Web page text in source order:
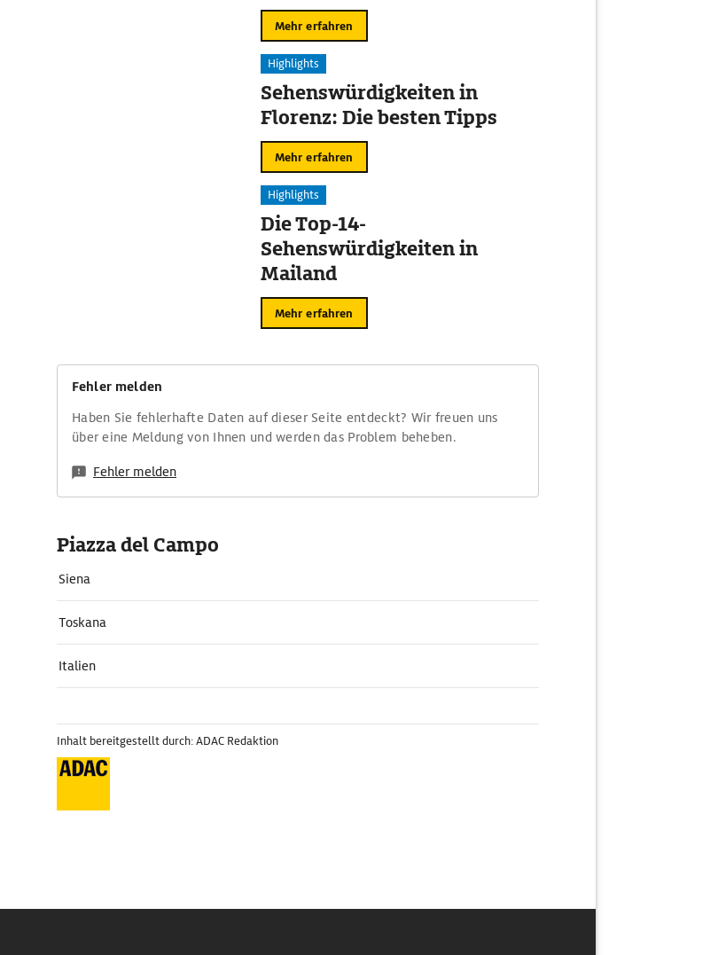
Mehr erfahren
Highlights
Sehenswürdigkeiten in
Florenz: Die besten Tipps
Mehr erfahren
Highlights
Die Top-14-
Sehenswürdigkeiten in
Mailand
Mehr erfahren
Fehler melden
Haben Sie fehlerhafte Daten auf dieser Seite entdeckt? Wir freuen uns
über eine Meldung von Ihnen und werden das Problem beheben.
Fehler melden
Piazza del Campo
Siena
Toskana
Italien
Inhalt bereitgestellt durch: ADAC Redaktion